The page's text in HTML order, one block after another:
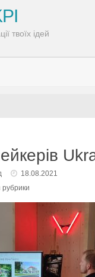
твоїх ідей
18.08.2021
рубрики